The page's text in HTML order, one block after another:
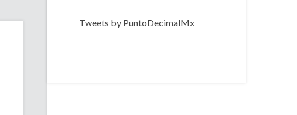
Tweets by PuntoDecimalMx